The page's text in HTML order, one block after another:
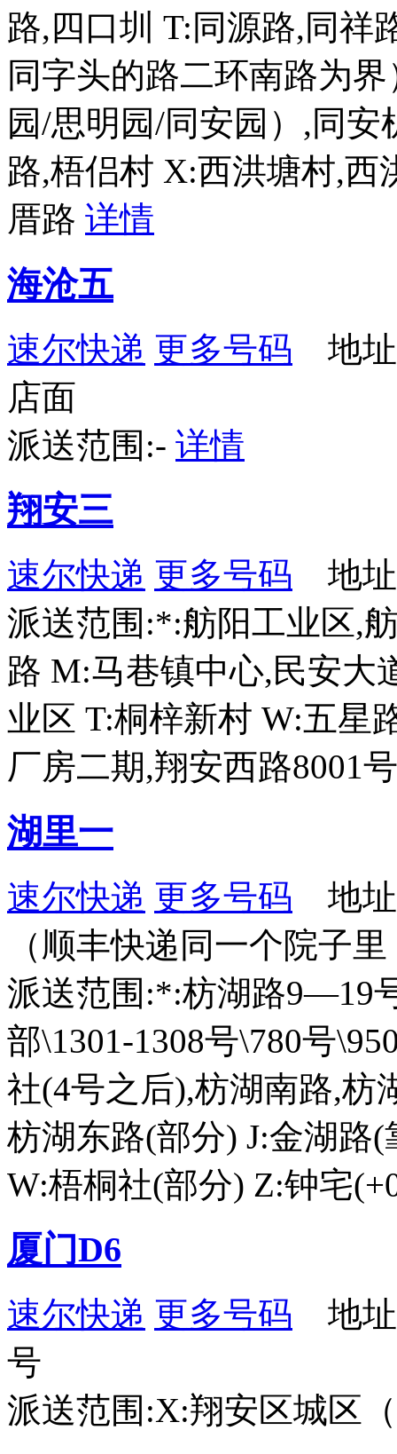
路,四口圳 T:同源路,同祥
同字头的路二环南路为
园/思明园/同安园）,同
路,梧侣村 X:西洪塘村,西
厝路 详情
海沧五
速尔快递 更多号码 地址
店面
派送范围:- 详情
翔安三
速尔快递 更多号码 地址
派送范围:*:舫阳工业区,
路 M:马巷镇中心,民安大
业区 T:桐梓新村 W:五星
厂房二期,翔安西路8001
湖里一
速尔快递 更多号码 地址
（顺丰快递同一个院子里
派送范围:*:枋湖路9—19
部\1301-1308号\780号
社(4号之后),枋湖南路,枋
枋湖东路(部分) J:金湖路
W:梧桐社(部分) Z:钟宅
厦门D6
速尔快递 更多号码 地址
号
派送范围:X:翔安区城区